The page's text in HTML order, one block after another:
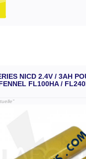
NICD 2.4V / 3AH
FL100HA /